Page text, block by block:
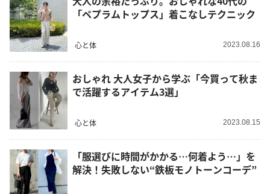
「ペプラムトップス」着こなしテクニック
心と体 2023.08.16
おしゃれ 大人女子から学ぶ「今買って秋ま
で活躍するアイテム3選」
心と体 2023.08.15
「服選びに時間がかかる…何着よう…」を
解決！失敗しない“鉄板モノトーンコーデ”